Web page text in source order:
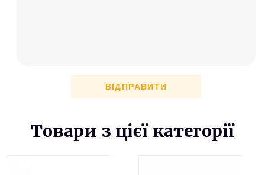
ВІДПРАВИТИ
Товари з цієї категорії